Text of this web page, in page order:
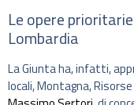
Le opere
Lombardia
La Giunta ha, infatti,
locali, Montagna,